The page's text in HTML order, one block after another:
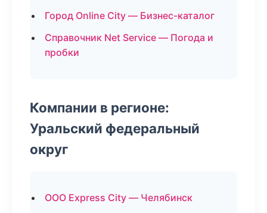
Город Online City — Бизнес-каталог
Справочник Net Service — Погода и
пробки
Компании в регионе:
Уральский федеральный
округ
ООО Express City — Челябинск